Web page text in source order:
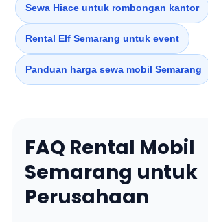
Sewa Hiace untuk rombongan kantor
Rental Elf Semarang untuk event
Panduan harga sewa mobil Semarang
FAQ Rental Mobil
Semarang untuk
Perusahaan